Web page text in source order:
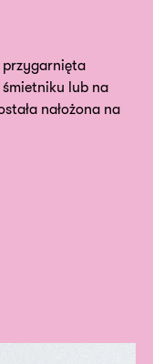
przygarnięta
lub na
nałożona na